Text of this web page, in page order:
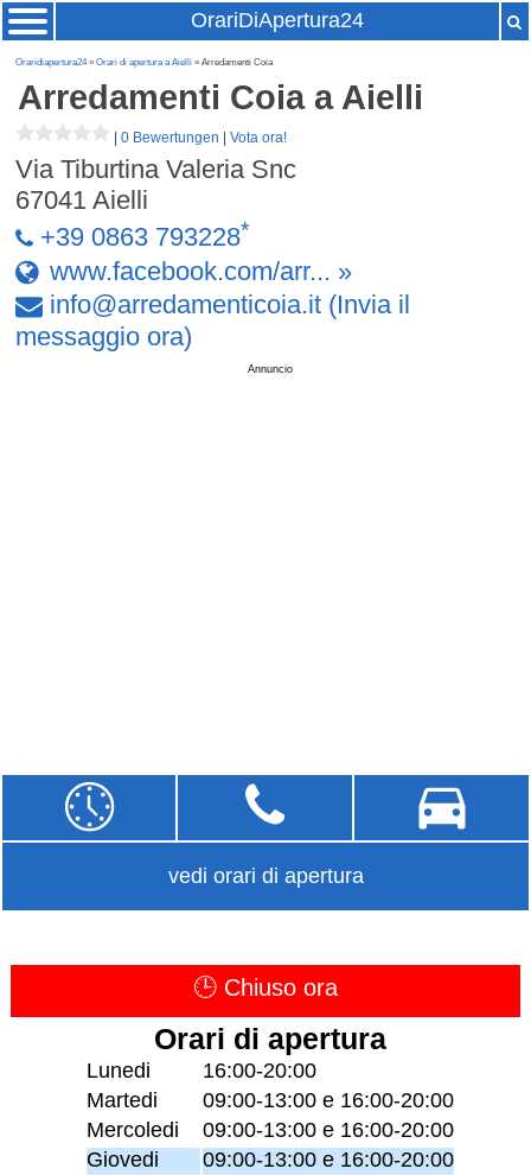
OrariDiApertura24
Oraridiapertura24»Orari di apertura a Aielli » Arredamenti Coia
Arredamenti Coiaa Aielli
|0 Bewertungen |Vota ora!
Via Tiburtina Valeria Snc
67041 Aielli
+39 0863 793228*
www.facebook.com/arr... »
info@arredamenticoia.it (Invia il
messaggio ora)
Annuncio
vedi orari di apertura
🕒 Chiuso ora
Orari di apertura
Lunedi
16:00-20:00
Martedi
09:00-13:00 e 16:00-20:00
Mercoledi
09:00-13:00 e 16:00-20:00
Giovedi
09:00-13:00 e 16:00-20:00